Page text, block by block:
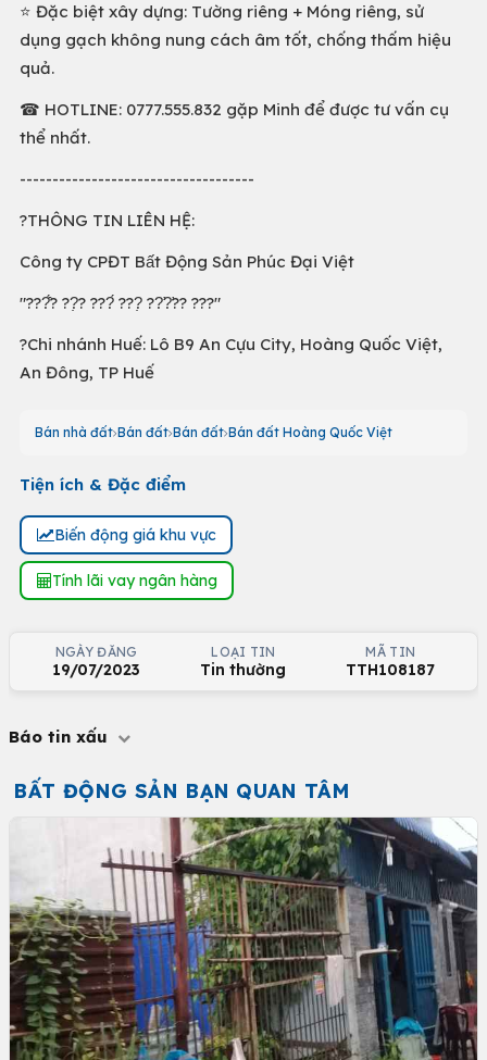
⭐️ Đặc biệt xây dựng: Tường riêng + Móng riêng, sử
dụng gạch không nung cách âm tốt, chống thấm hiệu
quả.
☎ HOTLINE: 0777.555.832 gặp Minh để được tư vấn cụ
thể nhất.
------------------------------------
?THÔNG TIN LIÊN HỆ:
Công ty CPĐT Bất Động Sản Phúc Đại Việt
"???̂́? ??̣? ???́ ???̣ ??̛?̛?? ???"
?Chi nhánh Huế: Lô B9 An Cựu City, Hoàng Quốc Việt,
An Đông, TP Huế
Bán nhà đất Bán đất Bán đất Bán đất Hoàng Quốc Việt
Tiện ích & Đặc điểm
Biến động giá khu vực
Tính lãi vay ngân hàng
NGÀY ĐĂNG
19/07/2023
LOẠI TIN
Tin thường
MÃ TIN
TTH108187
Báo tin xấu
BẤT ĐỘNG SẢN BẠN QUAN TÂM